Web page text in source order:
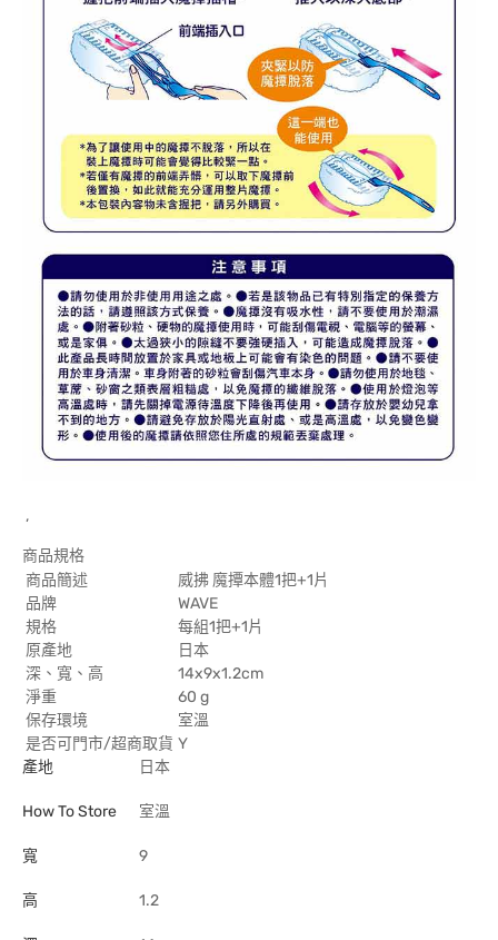
,
商品規格
商品簡述
威拂 魔撢本體1把+1片
品牌
WAVE
規格
每組1把+1片
原產地
日本
深、寬、高
14x9x1.2cm
淨重
60 g
保存環境
室溫
是否可門市/超商取貨 Y
產地
日本
How To Store 室溫
寬 9
高 1.2